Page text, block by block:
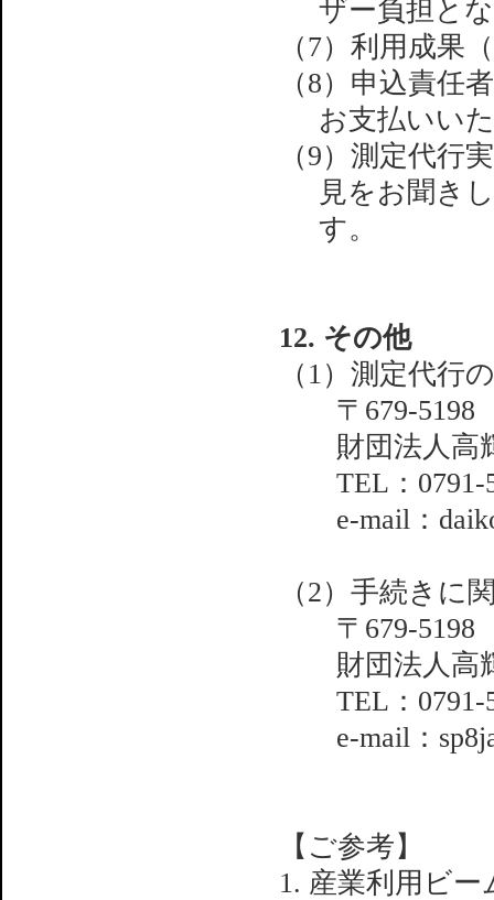
ザー負担と
（7）利用成果
（8）申込責任
お支払いい
（9）測定代行
見をお聞き
す。
12. その他
（1）測定代行
〒679-5198
財団法人高輝
TEL：0791-
e-mail：
（2）手続きに
〒679-5198
財団法人高
TEL：0791-
e-mail：
【ご参考】
1. 産業利用ビ